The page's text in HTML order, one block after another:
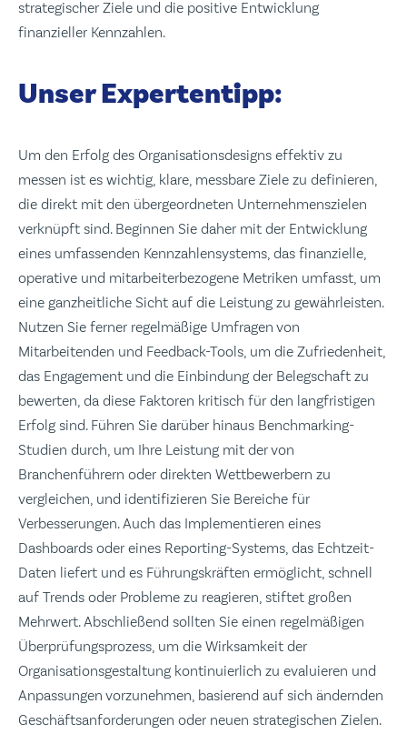
strategischer Ziele und die positive Entwicklung
finanzieller Kennzahlen.
Unser Expertentipp:
Um den Erfolg des Organisationsdesigns effektiv zu
messen ist es wichtig, klare, messbare Ziele zu definieren,
die direkt mit den übergeordneten Unternehmenszielen
verknüpft sind. Beginnen Sie daher mit der Entwicklung
eines umfassenden Kennzahlensystems, das finanzielle,
operative und mitarbeiterbezogene Metriken umfasst, um
eine ganzheitliche Sicht auf die Leistung zu gewährleisten.
Nutzen Sie ferner regelmäßige Umfragen von
Mitarbeitenden und Feedback-Tools, um die Zufriedenheit,
das Engagement und die Einbindung der Belegschaft zu
bewerten, da diese Faktoren kritisch für den langfristigen
Erfolg sind. Führen Sie darüber hinaus Benchmarking-
Studien durch, um Ihre Leistung mit der von
Branchenführern oder direkten Wettbewerbern zu
vergleichen, und identifizieren Sie Bereiche für
Verbesserungen. Auch das Implementieren eines
Dashboards oder eines Reporting-Systems, das Echtzeit-
Daten liefert und es Führungskräften ermöglicht, schnell
auf Trends oder Probleme zu reagieren, stiftet großen
Mehrwert. Abschließend sollten Sie einen regelmäßigen
Überprüfungsprozess, um die Wirksamkeit der
Organisationsgestaltung kontinuierlich zu evaluieren und
Anpassungen vorzunehmen, basierend auf sich ändernden
Geschäftsanforderungen oder neuen strategischen Zielen.